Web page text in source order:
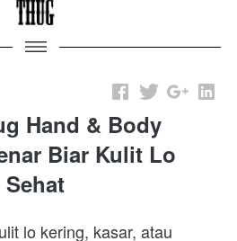
Hand & Body
Biar Kulit Lo